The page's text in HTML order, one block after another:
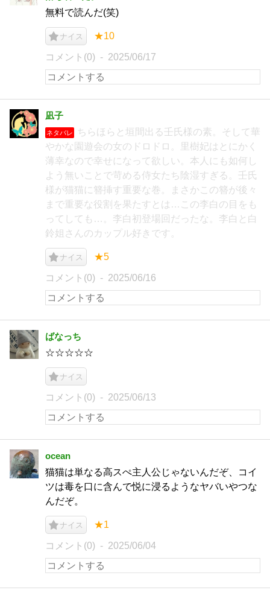
無料で読んだ(笑)
ナイス ★10
コメント(0) 2025/06/17
凪子
ネタバレ
ちらほらと垣間出る壬氏様の素。そして華
やかな園遊会の女のドロドロ。里樹妃はとにかく
薄幸なので幸せになって欲しい。本人にも如何し
よう無いことで苛める侍女たち陰湿すぎる。壬氏
様が猫猫に簪挿す重要な巻。まさかこの簪が後々
まで重要な役割を果たすとは…この李白の目をも
ってしても…。李白初登場回だったな。李白と白
鈴姐さんのカップル好きです。
ナイス ★5
コメント(0) 2025/06/16
ばなっち
☆☆☆☆☆
ナイス
コメント(0) 2025/06/13
ocean
猫猫は単なる高スぺ主人公じゃないんだぞ、コイ
ツは毒を口に含んで悦に浸るようなヤバいやつな
んだぞ。
ナイス ★1
コメント(0) 2025/06/04